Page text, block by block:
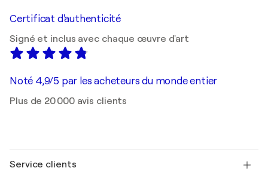
Certificat d'authenticité
Signé et inclus avec chaque œuvre d'art
Noté 4,9/5 par les acheteurs du monde entier
Plus de 20 000 avis clients
Service clients